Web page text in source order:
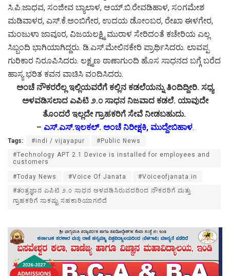
ಸಿ.ಪಿ.ಜಾಧವ, ಸಂಜೀವ ಬ್ಯಾಲಾಳ, ಆಯ್.ಬಿ.ರೇವಡಿಹಾಳ, ಸಂಗಮೇಶ
ಮಡಿವಾಳರ, ಎಸ್.ಕೆ.ಅಂಬಿಗೇರ, ಉದಯ ಡೋಂಬರ, ರೇಖಾ ಈಳಗೇರ,
ಮಂಜುಳಾ ಜಾವೂರ, ವಿಜಯಲಕ್ಷ್ಮಿ ಮುರಾಳ ಸೇರಿದಂತೆ ಕಚೇರಿಯ ಎಲ್ಲ
ಸಿಬ್ಬಂದಿ ಭಾಗಿಯಾಗಿದ್ದರು. ಡಿ.ಎಸ್.ಮೇಲಿನಕೇರಿ ಪ್ರಾರ್ಥಿಸಿದರು. ಲಾವಪ್ಪ
ಗುರಿಕಾರ ನಿರೂಪಿಸಿದರು. ಲಕ್ಷ್ಮಣ ಠಾಣಾಗುಂದಿ ಹೊಸ ಸಾಧನದ ಬಗ್ಗೆ ಬರೆದ
ಹಾಸ್ಯ ಭರಿತ ಕವನ ವಾಚಿಸಿ ವಂದಿಸಿದರು.
ಅಂಚೆ ನೌಕರರೆಲ್ಲ ಇಲ್ಲಿಯವರೆಗೆ ಕಲ್ಲಿನ ಕಡಲೆಯನ್ನು ತಿಂದಿದ್ದೀರಿ. ಸಧ್ಯ
ಅಳವಡಿಸಲಾದ ಎಪಿಟಿ ೨.೦ ಸಾಧನ ನಿಜವಾದ ಕಡಲೆ. ಯಾವುದೇ
ತೊಂದರೆ ಇಲ್ಲದೇ ಗ್ರಾಹಕರಿಗೆ ಸೇವೆ ನೀಡಬಹುದು.
– ಎಸ್.ಎಸ್.ಇಲಕಲ್. ಅಂಚೆ ನಿರೀಕ್ಷಕಿ, ಮುದ್ದೇಬಿಹಾಳ.
Tags: #indi / vijayapur
#Public News
#Technology APT 2.1 Device is installed for employees and
customers
#Today News #Voice Of Janata
#Voiceofjanata.in
#ತಂತ್ರಜ್ಞಾನ ಎಪಿಟಿ ೨.೦ ಸಾಧನ ಅಳವಡಿಸಿರುವದರಿಂದ ನೌಕರರಿಗೆ ಮತ್ತು
ಗ್ರಾಹಕರಿಗೆ ಸಾಕಷ್ಟು ಸಹಕಾರಿಯಾಗಲಿದೆ